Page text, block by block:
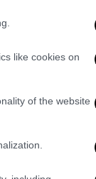
like cookies on
of the website